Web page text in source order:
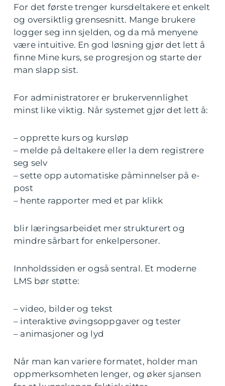
For det første trenger kursdeltakere et enkelt
og oversiktlig grensesnitt. Mange brukere
logger seg inn sjelden, og da må menyene
være intuitive. En god løsning gjør det lett å
finne Mine kurs, se progresjon og starte der
man slapp sist.
For administratorer er brukervennlighet
minst like viktig. Når systemet gjør det lett å:
– opprette kurs og kursløp
– melde på deltakere eller la dem registrere
seg selv
– sette opp automatiske påminnelser på e-
post
– hente rapporter med et par klikk
blir læringsarbeidet mer strukturert og
mindre sårbart for enkelpersoner.
Innholdssiden er også sentral. Et moderne
LMS bør støtte:
– video, bilder og tekst
– interaktive øvingsoppgaver og tester
– animasjoner og lyd
Når man kan variere formatet, holder man
oppmerksomheten lenger, og øker sjansen